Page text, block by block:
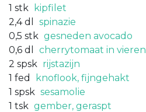
1 stk
kipfilet
2,4 dl
spinazie
0,5 stk gesneden avocado
0,6 dl
cherrytomaat in vieren
2 spsk rijstazijn
1 fed
knoflook, fijngehakt
1 spsk sesamolie
1 tsk gember, geraspt